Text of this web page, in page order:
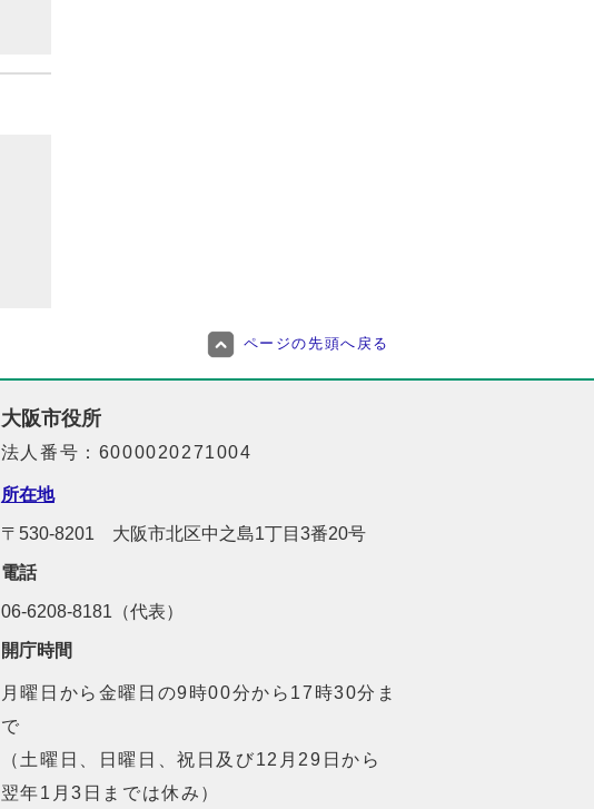
ページの先頭へ戻る
大阪市役所
法人番号：6000020271004
所在地
〒530-8201 大阪市北区中之島1丁目3番20号
電話
06-6208-8181（代表）
開庁時間
月曜日から金曜日の9時00分から17時30分ま
で
（土曜日、日曜日、祝日及び12月29日から
翌年1月3日までは休み）